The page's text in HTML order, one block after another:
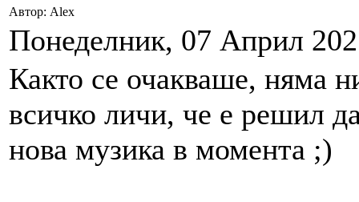
Автор: Alex
Понеделник, 07 Април
Както се очакваше, няма
всичко личи, че е решил
нова музика в момента ;)